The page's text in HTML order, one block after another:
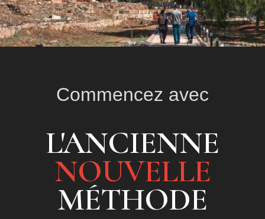
Commencez avec
L'ANCIENNE
NOUVELLE
MÉTHODE